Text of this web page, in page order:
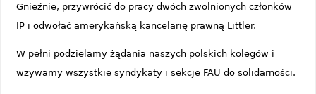
Gnieźnie, przywrócić do pracy dwóch zwolnionych członków
IP i odwołać amerykańską kancelarię prawną Littler.
W pełni podzielamy żądania naszych polskich kolegów i
wzywamy wszystkie syndykaty i sekcje FAU do solidarności.